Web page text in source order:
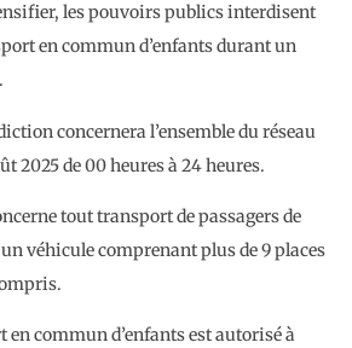
les pouvoirs publics interdisent
en commun d’enfants durant un
concernera l’ensemble du réseau
2025 de 00 heures à 24 heures.
tout transport de passagers de
véhicule comprenant plus de 9 places
commun d’enfants est autorisé à